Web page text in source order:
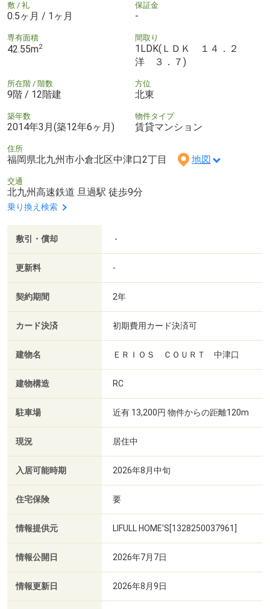
敷 / 礼
0.5ヶ月 / 1ヶ月
保証金
-
専有面積
42.55m2
間取り
1LDK(ＬＤＫ １４．２
洋 ３．７)
所在階 / 階数
9階 / 12階建
方位
北東
築年数
2014年3月(築12年6ヶ月)
物件タイプ
賃貸マンション
住所
福岡県北九州市小倉北区中津口2丁目 地図
交通
北九州高速鉄道 旦過駅 徒歩9分
乗り換え検索
敷引・償却 -
更新料 -
契約期間 2年
カード決済 初期費用カード決済可
建物名 ＥＲＩＯＳ ＣＯＵＲＴ 中津口
建物構造 RC
駐車場 近有 13,200円 物件からの距離120m
現況 居住中
入居可能時期 2026年8月中旬
住宅保険 要
情報提供元 LIFULL HOME'S[1328250037961]
情報公開日 2026年7月7日
情報更新日 2026年8月9日